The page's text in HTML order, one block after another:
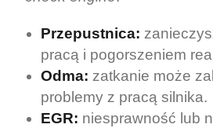
Przepustnica:
pracą i pogorszeniem
Odma: zatkanie może
problemy z pracą silnika.
EGR: niesprawność lub